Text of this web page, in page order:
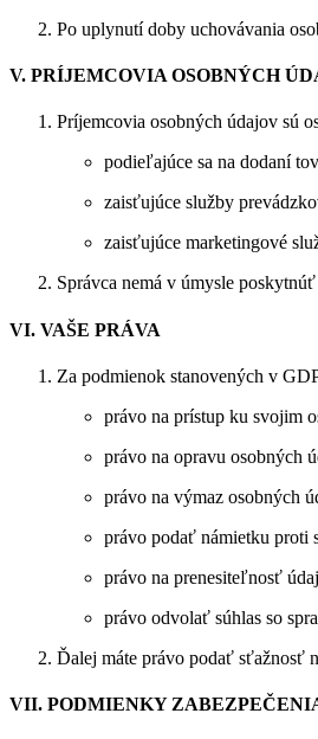
Po uplynutí doby uchovávania
V. PRÍJEMCOVIA OSOBNÝCH
Príjemcovia osobných údajov sú
podieľajúce sa na dodaní
zaisťujúce služby
zaisťujúce marketingové
Správca nemá v úmysle
VI. VAŠE PRÁVA
Za podmienok stanovených v
právo na prístup ku svojim
právo na opravu osobných
právo na výmaz osobných
právo podať námietku proti
právo na prenesiteľnosť
právo odvolať súhlas so
Ďalej máte právo podať sťažnosť
VII. PODMIENKY